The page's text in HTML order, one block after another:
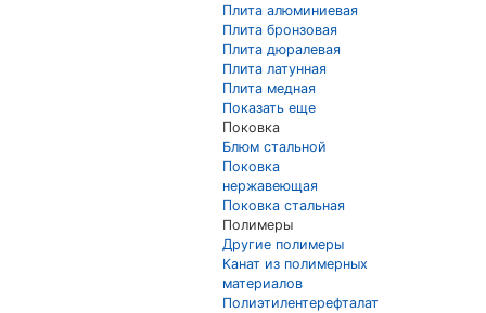
Плита алюминиевая
Плита бронзовая
Плита дюралевая
Плита латунная
Плита медная
Показать еще
Поковка
Блюм стальной
Поковка
нержавеющая
Поковка стальная
Полимеры
Другие полимеры
Канат из полимерных
материалов
Полиэтилентерефталат